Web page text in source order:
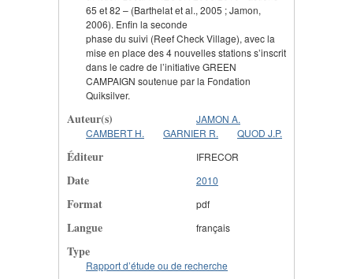
65 et 82 – (Barthelat et al., 2005 ; Jamon,
2006). Enfin la seconde
phase du suivi (Reef Check Village), avec la
mise en place des 4 nouvelles stations s’inscrit
dans le cadre de l’initiative GREEN
CAMPAIGN soutenue par la Fondation
Quiksilver.
Auteur(s)
JAMON A.
CAMBERT H.
GARNIER R. QUOD J.P.
Éditeur IFRECOR
Date 2010
Format pdf
Langue français
Type
Rapport d’étude ou de recherche